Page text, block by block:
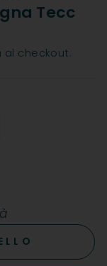
Tecc
al checkout.